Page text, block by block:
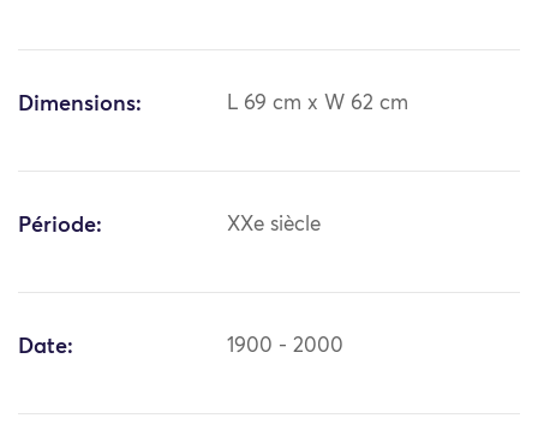
Dimensions: L 69 cm x W 62 cm
Période: XXe siècle
Date: 1900 - 2000